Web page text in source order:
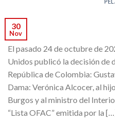
30
Nov
El pasado 24 de octubre de
Unidos publicó la decisión de
República de Colombia:
Dama: Verónica Alcocer, al
Burgos y al ministro del
“Lista OFAC” emitida por la